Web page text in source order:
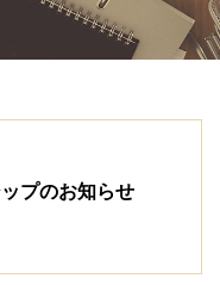
プのお知らせ